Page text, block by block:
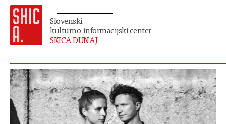
Slovenski
kulturno-informacijski center
SKICA DUNAJ